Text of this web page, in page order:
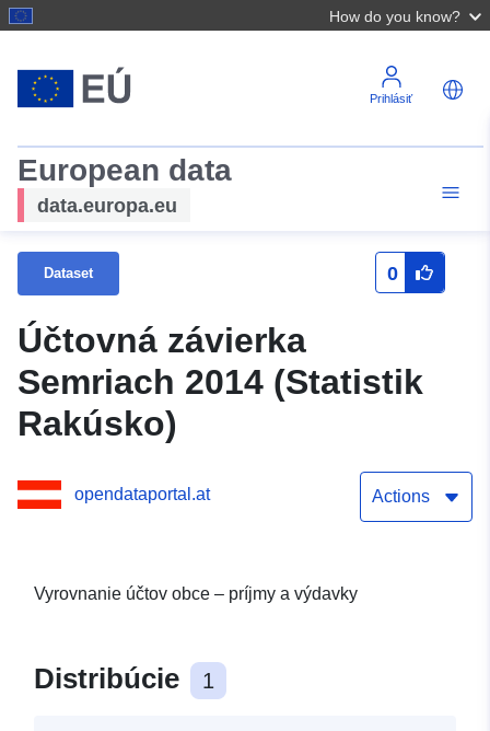
How do you know?
Prihlásiť
European data
data.europa.eu
Dataset 0
Účtovná závierka
Semriach 2014 (Statistik
Rakúsko)
opendataportal.at Actions
Vyrovnanie účtov obce – príjmy a výdavky
Distribúcie 1